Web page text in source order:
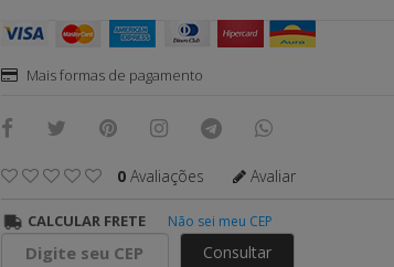
Mais formas de pagamento
0Avaliações Avaliar
CALCULAR FRETE Não sei meu CEP
Consultar